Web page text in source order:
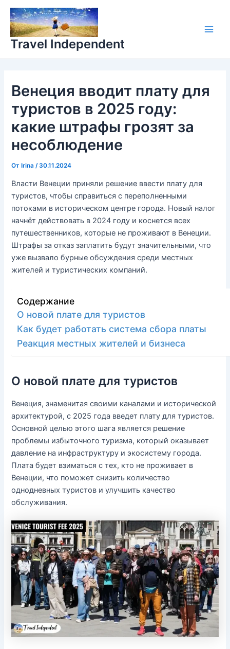
Перейти
содержимому
Travel Independent
Венеция вводит плату для
туристов в 2025 году:
какие штрафы грозят за
несоблюдение
От Irina/30.11.2024
Власти Венеции приняли решение ввести плату для
туристов, чтобы справиться с переполненными
потоками в историческом центре города. Новый налог
начнёт действовать в 2024 году и коснется всех
путешественников, которые не проживают в Венеции.
Штрафы за отказ заплатить будут значительными, что
уже вызвало бурные обсуждения среди местных
жителей и туристических компаний.
Содержание
О новой плате для туристов
Как будет работать система сбора платы
Реакция местных жителей и бизнеса
О новой плате для туристов
Венеция, знаменитая своими каналами и исторической
архитектурой, с 2025 года введет плату для туристов.
Основной целью этого шага является решение
проблемы избыточного туризма, который оказывает
давление на инфраструктуру и экосистему города.
Плата будет взиматься с тех, кто не проживает в
Венеции, что поможет снизить количество
однодневных туристов и улучшить качество
обслуживания.